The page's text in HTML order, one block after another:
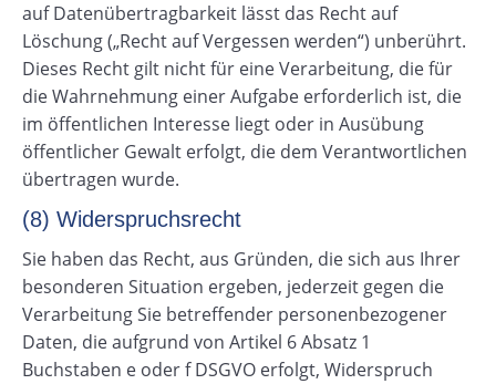
auf Datenübertragbarkeit lässt das Recht auf
Löschung („Recht auf Vergessen werden“) unberührt.
Dieses Recht gilt nicht für eine Verarbeitung, die für
die Wahrnehmung einer Aufgabe erforderlich ist, die
im öffentlichen Interesse liegt oder in Ausübung
öffentlicher Gewalt erfolgt, die dem Verantwortlichen
übertragen wurde.
(8) Widerspruchsrecht
Sie haben das Recht, aus Gründen, die sich aus Ihrer
besonderen Situation ergeben, jederzeit gegen die
Verarbeitung Sie betreffender personenbezogener
Daten, die aufgrund von Artikel 6 Absatz 1
Buchstaben e oder f DSGVO erfolgt, Widerspruch